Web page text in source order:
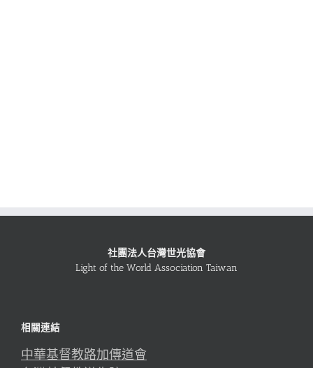
社團法人台灣世光協會
Light of the World Association Taiwan
相關連結
中華基督教路加傳道會